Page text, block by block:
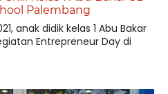
Palembang
anak didik kelas 1 Abu Bakar
Entrepreneur Day di